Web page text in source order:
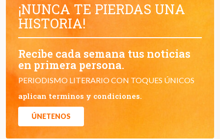
¡NUNCA TE PIERDAS UNA
HISTORIA!
Recibe cada semana tus noticias
en primera persona.
PERIODISMO LITERARIO CON TOQUES ÚNICOS
aplican terminos y condiciones.
ÚNETENOS